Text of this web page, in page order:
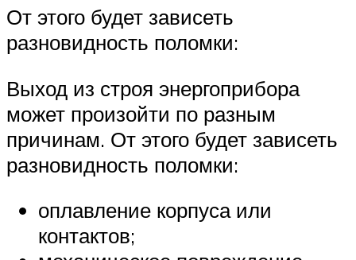
От этого будет зависеть
разновидность поломки:
Выход из строя энергоприбора
может произойти по разным
причинам. От этого будет зависеть
разновидность поломки:
оплавление корпуса или
контактов;